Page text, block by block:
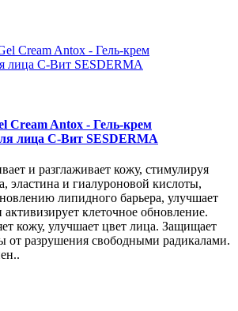
Cream Antox - Гель-крем
лица С-Вит SESDERMA
и разглаживает кожу, стимулируя
эластина и гиалуроновой кислоты,
липидного барьера, улучшает
клеточное обновление.
кожу, улучшает цвет лица. Защищает
от разрушения свободными радикалами.